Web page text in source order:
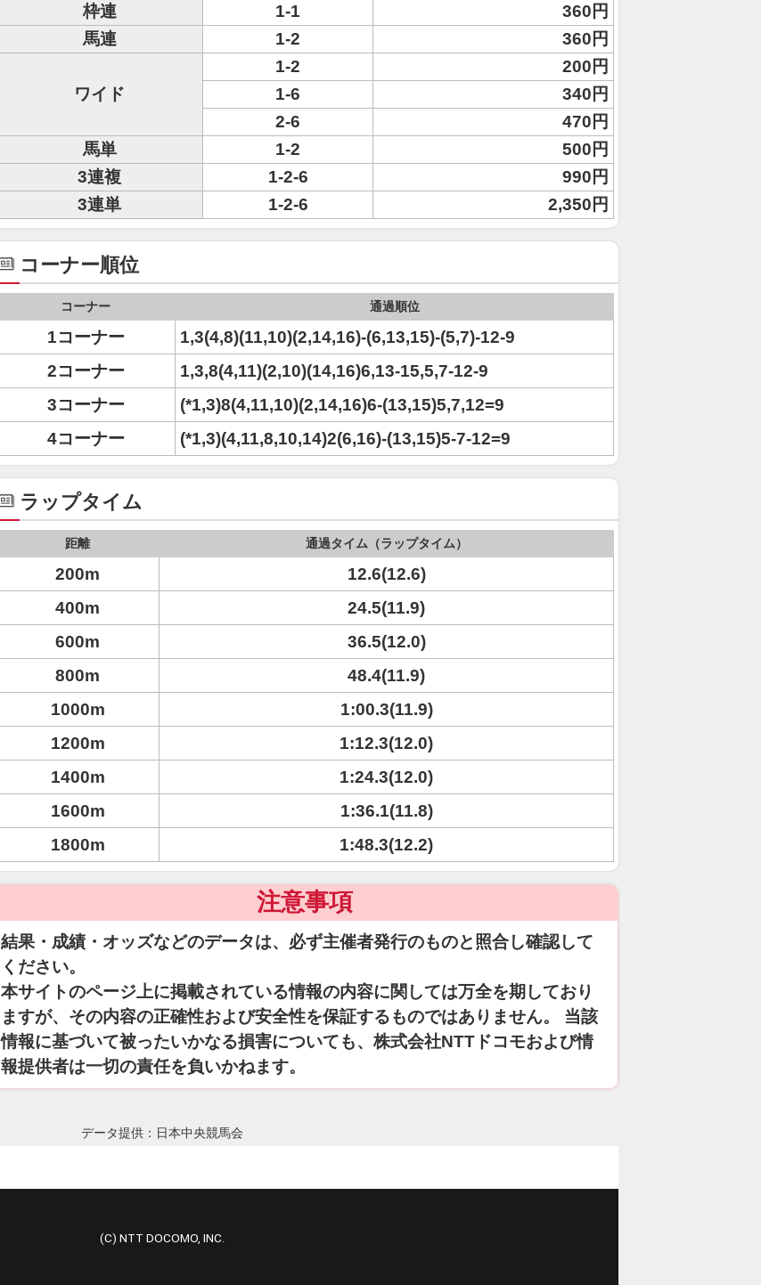
枠連
1-1
360円
馬連
1-2 360円
ワイド
1-2
200円
1-6
340円
2-6
470円
馬単
1-2
500円
3連複
1-2-6
990円
3連単
1-2-6 2,350円
コーナー順位
コーナー 通過順位
1コーナー
1,3(4,8)(11,10)(2,14,16)-(6,13,15)-(5,7)-12-9
2コーナー
1,3,8(4,11)(2,10)(14,16)6,13-15,5,7-12-9
3コーナー
(*1,3)8(4,11,10)(2,14,16)6-(13,15)5,7,12=9
4コーナー
(*1,3)(4,11,8,10,14)2(6,16)-(13,15)5-7-12=9
ラップタイム
距離 通過タイム（ラップタイム）
200m
12.6(12.6)
400m
24.5(11.9)
600m
36.5(12.0)
800m
48.4(11.9)
1000m
1:00.3(11.9)
1200m
1:12.3(12.0)
1400m
1:24.3(12.0)
1600m
1:36.1(11.8)
1800m
1:48.3(12.2)
注意事項
結果・成績・オッズなどのデータは、必ず主催者発行のものと照合し確認して
ください。
本サイトのページ上に掲載されている情報の内容に関しては万全を期しており
ますが、その内容の正確性および安全性を保証するものではありません。 当該
情報に基づいて被ったいかなる損害についても、株式会社NTTドコモおよび情
報提供者は一切の責任を負いかねます。
データ提供：日本中央競馬会
(C) NTT DOCOMO, INC.